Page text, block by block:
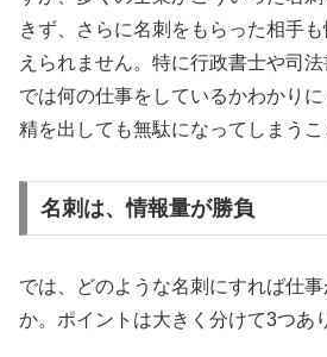
きず、さらに名刺をもらった相手
えられません。特に行政書士や司
では何の仕事をしているかわかり
精を出しても無駄になってしまうこ
名刺は、情報量が勝負
では、どのような名刺にすれば仕
か。ポイントは大きく分けて3つあ